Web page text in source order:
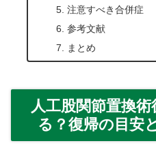
5. 注意すべき合併症
6. 参考文献
7. まとめ
人工股関節置換
る？復帰の目安